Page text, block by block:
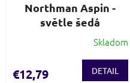
Northman Aspin -
světle šedá
Skladom
€12,79 DETAIL